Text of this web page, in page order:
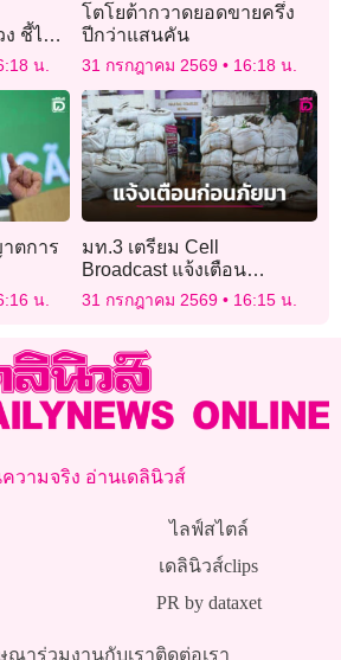
ชี้ไทย
น.
โตโยต้ากวาดยอดขายครึ่ง
ปีกว่าแสนคัน
31 กรกฎาคม 2569 16:18 น.
ตการ
อง น.
มท.3 เตรียม Cell
Broadcast แจ้งเตือน
ประชาชนก่อนภัยมาถึง ยก
ระดับการเตรียมตัวเชิงรุก
31 กรกฎาคม 2569 16:15 น.
วามจริง อ่านเดลินิวส์
ไลฟ์สไตล์
เดลินิวส์clips
PR by dataxet
ณาร่วมงานกับเราติดต่อเรา